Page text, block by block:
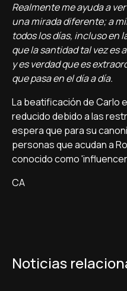
Realmente me ayuda a
una mirada diferente; a
todos los días, incluso en
que la santidad tal vez es
y es verdad que es
que pasa en el día a día.
La beatificación de Carlo
reducido debido a las
espera que para su
personas que acudan a
conocido como
CA
Noticias